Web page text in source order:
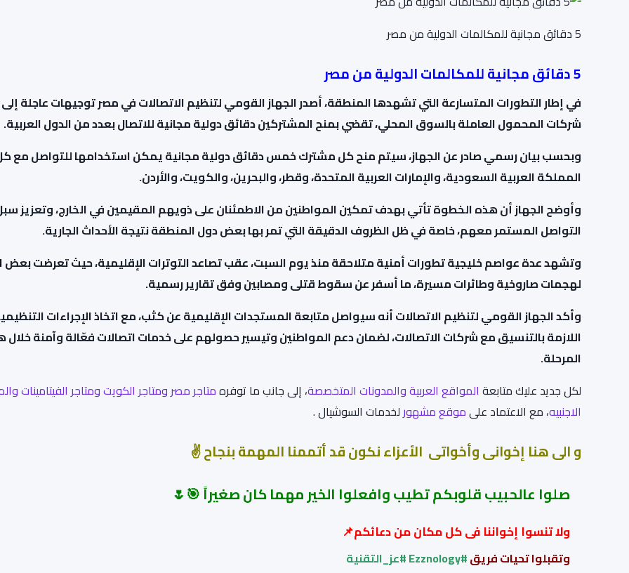
5 دقائق مجانية للمكالمات الدولية من مصر
5 دقائق مجانية للمكالمات الدولية من مصر
في إطار التطورات المتسارعة التي تشهدها المنطقة، أصدر الجهاز القومي لتنظيم الاتصالات في مصر توجيهات عاجلة إلى
شركات المحمول العاملة بالسوق المحلي، تقضي بمنح المشتركين دقائق دولية مجانية للاتصال بعدد من الدول العربية.
وبحسب بيان رسمي صادر عن الجهاز، سيتم منح كل مشترك خمس دقائق دولية مجانية يمكن استخدامها للتواصل مع
المملكة العربية السعودية، والإمارات العربية المتحدة، وقطر، والبحرين، والكويت، والأردن.
وأوضح الجهاز أن هذه الخطوة تأتي بهدف تمكين المواطنين من الاطمئنان على ذويهم المقيمين في الخارج، وتعزيز
التواصل المستمر معهم، خاصة في ظل الظروف الدقيقة التي تمر بها بعض دول المنطقة نتيجة الأحداث الجارية.
وتشهد عدة عواصم خليجية تطورات أمنية متلاحقة منذ يوم السبت، عقب تصاعد التوترات الإقليمية، حيث تعرضت بعض
لهجمات صاروخية وطائرات مسيرة، ما أسفر عن سقوط قتلى ومصابين وفق تقارير رسمية.
وأكد الجهاز القومي لتنظيم الاتصالات أنه سيواصل متابعة المستجدات الإقليمية عن كثب، مع اتخاذ الإجراءات
اللازمة بالتنسيق مع شركات الاتصالات، لضمان دعم المواطنين وتيسير حصولهم على خدمات اتصالات فعّالة وآمنة خلال
المرحلة.
لكل جديد عليك متابعة المواقع العربيةوالمدونات المتخصصة، إلى جانب ما توفرهمتاجر مصرومتاجر الكويتومتاجر الفيتامينات
الاجنبيه، مع الاعتماد علىموقع مشهورلخدمات السوشيال .
و الى هنا إخوانى وأخواتى الأعزاء نكون قد أتممنا المهمة بنجاح ✌
صلوا عالحبيب قلوبكم تطيب وافعلوا الخير مهما كان صغيراً 🎯🌷
ولا تنسوا إخواننا فى كل مكان من دعائكم📌
وتقبلوا تحيات فريق#
Ezznology#عز_التقنية